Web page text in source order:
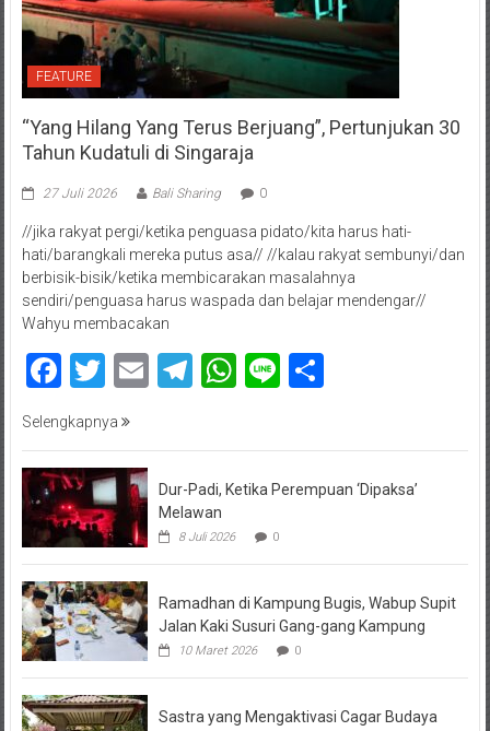
FEATURE
“Yang Hilang Yang Terus Berjuang”, Pertunjukan 30
Tahun Kudatuli di Singaraja
27 Juli 2026 Bali Sharing 0
//jika rakyat pergi/ketika penguasa pidato/kita harus hati-
hati/barangkali mereka putus asa// //kalau rakyat sembunyi/dan
berbisik-bisik/ketika membicarakan masalahnya
sendiri/penguasa harus waspada dan belajar mendengar//
Wahyu membacakan
Facebook
Twitter
EmailTelegram
WhatsApp
LineShare
Selengkapnya
Dur-Padi, Ketika Perempuan ‘Dipaksa’
Melawan
8 Juli 2026 0
Ramadhan di Kampung Bugis, Wabup Supit
Jalan Kaki Susuri Gang-gang Kampung
10 Maret 2026 0
Sastra yang Mengaktivasi Cagar Budaya